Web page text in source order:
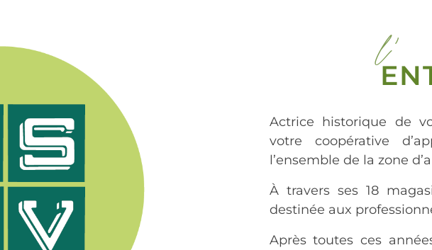
l'
Actrice historique de
votre coopérative
l’ensemble de la zone
À travers ses 18
destinée aux
Après toutes ces